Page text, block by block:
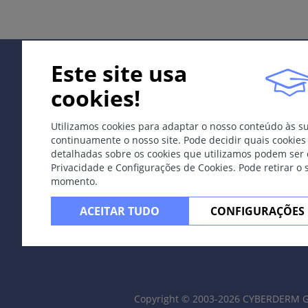
Localização
gonorréia."
Complicações
As mesmas dagonorréia.
Septicemia reflete resposta imunitária forte contra a
Diagnóstico
Identificação imunitária da C. trachomatis com PCR na
Terapia
Este site usa
cookies!
Utilizamos cookies para adaptar o nosso conteúdo às
continuamente o nosso site. Pode decidir quais
detalhadas sobre os cookies que utilizamos podem
Privacidade e Configurações de Cookies. Pode retirar
momento.
ACEITAR TUDO CONFIGURAÇÕES
Copyright © 2003-2026 CYBERDERM